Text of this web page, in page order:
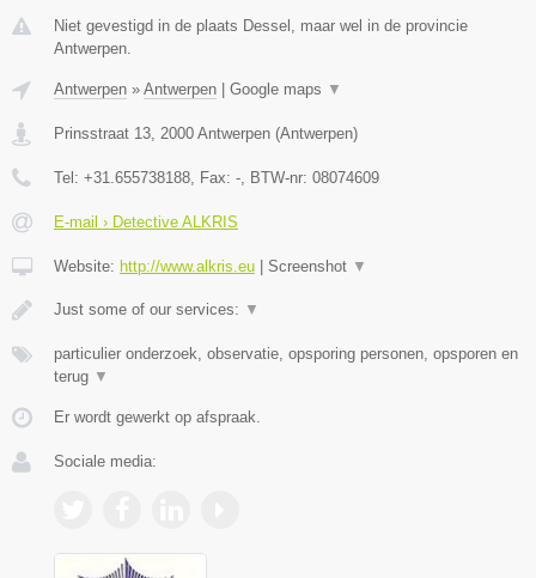
Niet gevestigd in de plaats Dessel, maar wel in de provincie
Antwerpen.
Antwerpen » Antwerpen | Google maps ▼
Prinsstraat 13 2000 Antwerpen (Antwerpen)
Tel: +31.655738188 , Fax: - , BTW-nr: 08074609
E-mail › Detective ALKRIS
Website: http://www.alkris.eu | Screenshot ▼
Just some of our services: ▼
particulier onderzoek, observatie, opsporing personen, opsporen en
terug ▼
Er wordt gewerkt op afspraak.
Sociale media: